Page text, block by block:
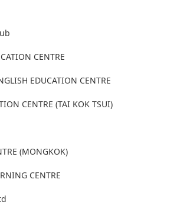
CENTRE
EDUCATION CENTRE
CENTRE (TAI KOK TSUI)
(MONGKOK)
CENTRE